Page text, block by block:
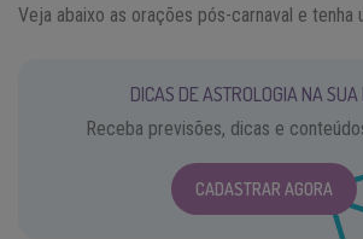
Veja abaixo as orações pós-carnaval e
DICAS DE ASTROLOGIA NA SUA
Receba previsões, dicas e
CADASTRAR AGORA